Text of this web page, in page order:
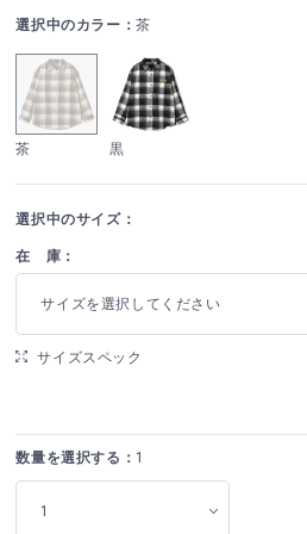
選択中のカラー：茶
茶 黒
選択中のサイズ：
在 庫：
サイズを選択してください
サイズスペック
数量を選択する： 1